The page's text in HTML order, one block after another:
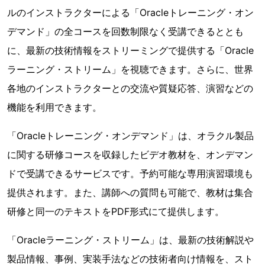
ルのインストラクターによる「Oracleトレーニング・オン
デマンド」の全コースを回数制限なく受講できるととも
に、最新の技術情報をストリーミングで提供する「Oracle
ラーニング・ストリーム」を視聴できます。さらに、世界
各地のインストラクターとの交流や質疑応答、演習などの
機能を利用できます。
「Oracleトレーニング・オンデマンド」は、オラクル製品
に関する研修コースを収録したビデオ教材を、オンデマン
ドで受講できるサービスです。予約可能な専用演習環境も
提供されます。また、講師への質問も可能で、教材は集合
研修と同一のテキストをPDF形式にて提供します。
「Oracleラーニング・ストリーム」は、最新の技術解説や
製品情報、事例、実装手法などの技術者向け情報を、スト